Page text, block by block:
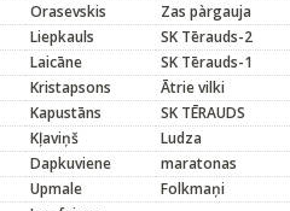
Orasevskis
Zas pàrgauja
Liepkauls
SK Tērauds-2
Laicāne
SK Tērauds-1
Kristapsons
Ātrie vilki
Kapustāns
SK TĒRAUDS
Kļaviņš
Ludza
Dapkuviene
maratonas
Upmale
Folkmaņi